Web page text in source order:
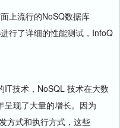
上流行的NoSQ数据库
行了详细的性能测试，InfoQ
技术，NoSQL 技术在大数
呈现了大量的增长。因为
方式和执行方式，这些